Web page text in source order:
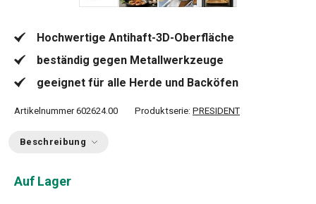
Hochwertige Antihaft-3D-Oberfläche
beständig gegen Metallwerkzeuge
geeignet für alle Herde und Backöfen
Artikelnummer 602624.00 Produktserie: PRESIDENT
Beschreibung
Auf Lager